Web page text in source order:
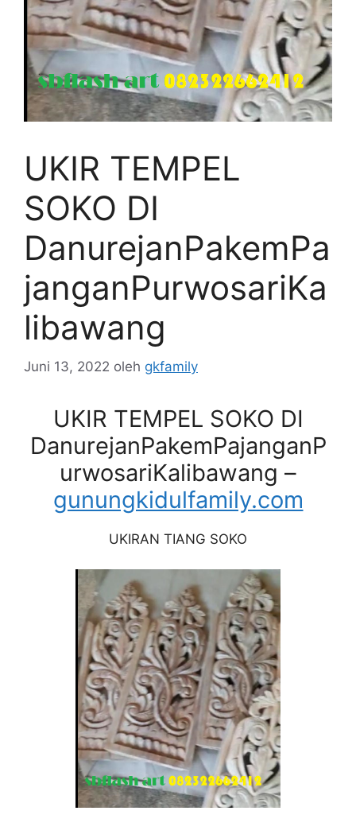
UKIR TEMPEL
SOKO DI
DanurejanPakemPa
janganPurwosariKa
libawang
Juni 13, 2022 oleh gkfamily
UKIR TEMPEL SOKO DI
DanurejanPakemPajanganP
urwosariKalibawang –
gunungkidulfamily.com
UKIRAN TIANG SOKO